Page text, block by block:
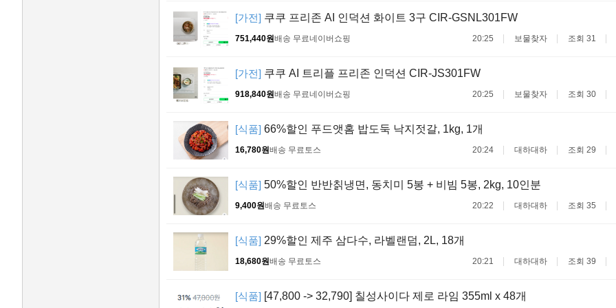
[가전] 쿠쿠 프리존 AI 인덕션 화이트 3구 CIR-GSNL301FW
751,440원배송 무료네이버쇼핑 20:25 보물찾자 조회 31
[가전] 쿠쿠 AI 트리플 프리존 인덕션 CIR-JS301FW
918,840원배송 무료네이버쇼핑 20:25 보물찾자 조회 30
[식품] 66%할인 푸드앳홈 밥도둑 낙지젓갈, 1kg, 1개
16,780원배송 무료토스 20:24 대하대하 조회 29
[식품] 50%할인 반반칡냉면, 동치미 5봉 + 비빔 5봉, 2kg, 10인분
9,400원배송 무료토스 20:22 대하대하 조회 35
[식품] 29%할인 제주 삼다수, 라벨랜덤, 2L, 18개
18,680원배송 무료토스 20:21 대하대하 조회 39
[식품] [47,800 -> 32,790] 칠성사이다 제로 라임 355ml x 48개